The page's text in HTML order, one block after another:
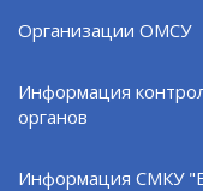
Организации ОМСУ
Информация
органов
Информация СМКУ
и
морские
Владимир